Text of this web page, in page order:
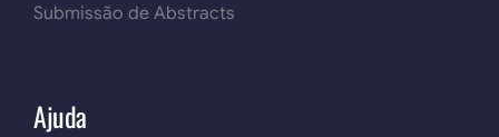
Submissão de Abstracts
Ajuda